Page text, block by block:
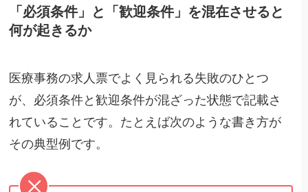
「必須条件」と「歓迎条件」を混在させると
何が起きるか
医療事務の求人票でよく見られる失敗のひとつ
が、必須条件と歓迎条件が混ざった状態で記載さ
れていることです。たとえば次のような書き方が
その典型例です。